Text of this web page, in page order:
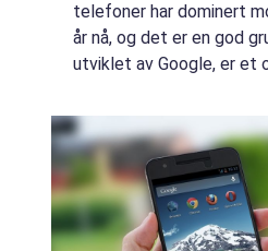
telefoner har dominert
år nå, og det er en god
utviklet av Google, er et
smarttelefoner, og lar